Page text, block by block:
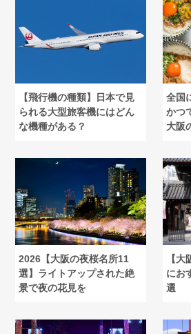
【飛行機の種類】日本で見
られる大型旅客機にはどん
な機種がある？
全国
かつ
大阪
2026【大阪の夜桜名所11
選】ライトアップされた絶
景で夜の花見を
【
にお
選